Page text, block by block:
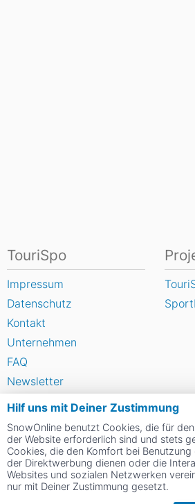
Hilf uns mit Deiner Zustimmung
SnowOnline benutzt Cookies, die für
der Website erforderlich sind und stets
Cookies, die den Komfort bei Benutzung
der Direktwerbung dienen oder die
Websites und sozialen Netzwerken
nur mit Deiner Zustimmung gesetzt.
TouriSpo
Impressum
Datenschutz
Kontakt
Unternehmen
FAQ
Newsletter
Widget
Umfragen
Skigebiet bewerten
Social Web